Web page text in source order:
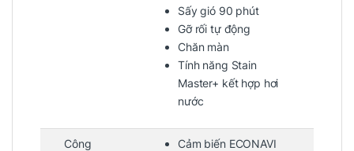
Sấy gió 90 phút
Gỡ rối tự động
Chăn màn
Tính năng Stain
Master+ kết hợp hơi
nước
Công
Cảm biến ECONAVI